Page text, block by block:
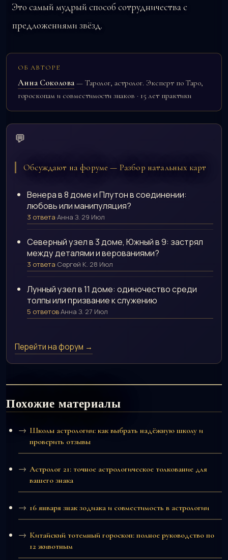
Это самый мудрый способ сотрудничества с
предложениями звёзд.
ОБ АВТОРЕ
Анна Соколова — Таролог, астролог. Эксперт по Таро,
гороскопам и совместимости знаков · 15 лет практики
💬
Обсуждают на форуме — Разбор натальных карт
Венера в 8 доме и Плутон в соединении:
любовь или манипуляция?
3 ответа·Анна З.·29 Июл
Северный узел в 3 доме, Южный в 9: застрял
между деталями и верованиями?
3 ответа·Сергей К.·28 Июл
Лунный узел в 11 доме: одиночество среди
толпы или призвание к служению
5 ответов·Анна З.·27 Июл
Перейти на форум →
Похожие материалы
Школы астрологии: как выбрать надёжную школу и
проверить отзывы
Астролог 21: точное астрологическое толкование для
вашего знака
16 января знак зодиака и совместимость в астрологии
Китайский тотемный гороскоп: полное руководство по
12 животным